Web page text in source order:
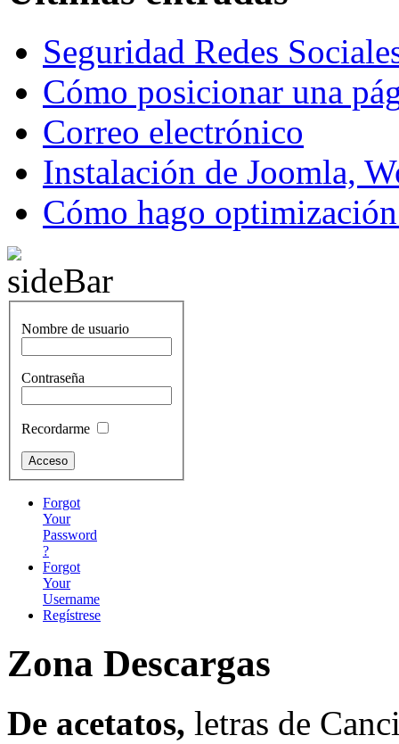
Seguridad Redes
Cómo posicionar una
Correo electrónico
Instalación de Joomla,
Cómo hago
Nombre de usuario
Contraseña
Recordarme
Forgot
Your
Password
?
Forgot
Your
Username
Regístrese
Zona Descargas
De acetatos, letras de